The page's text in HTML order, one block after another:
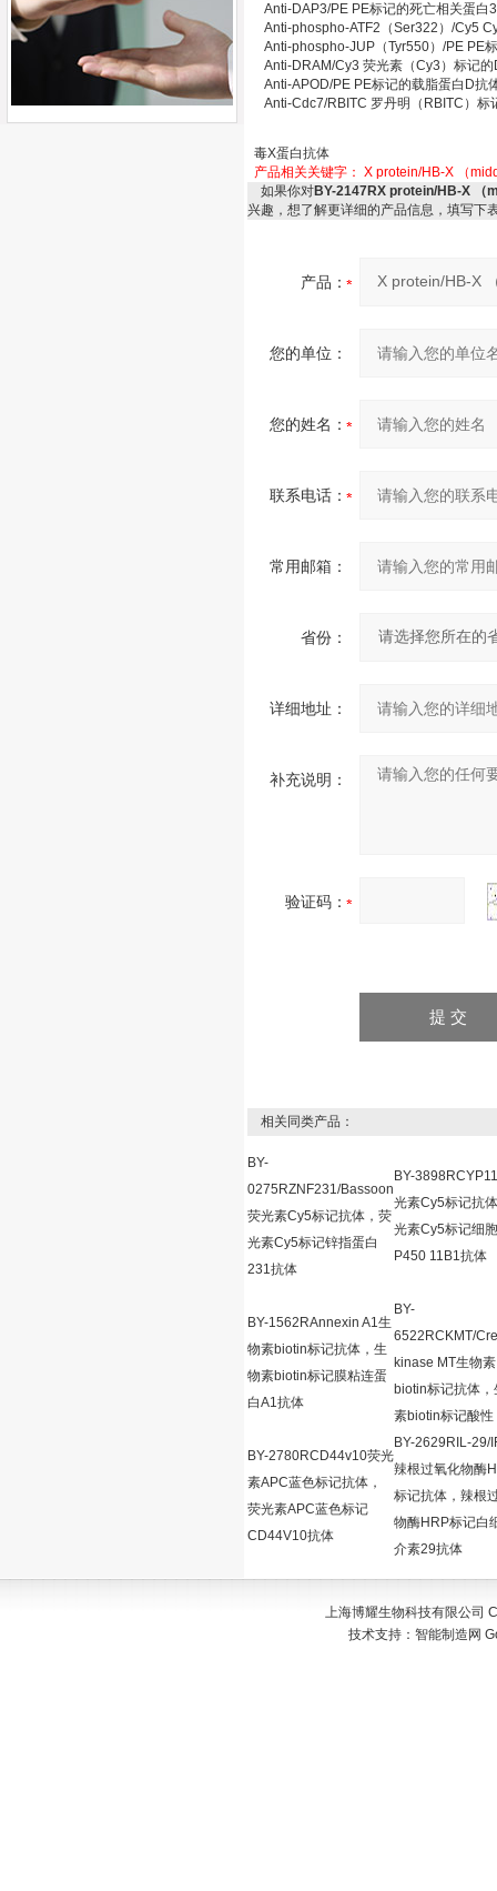
Anti-DAP3/PE PE标记的死亡相关蛋
Anti-phospho-ATF2（Ser322）/Cy5
Anti-phospho-JUP（Tyr550）/PE PE
Anti-DRAM/Cy3 荧光素（Cy3）标记
Anti-APOD/PE PE标记的载脂蛋白D
Anti-Cdc7/RBITC 罗丹明（RBITC）
毒X蛋白抗体
产品相关关键字： X protein/HB-X （
如果你对BY-2147RX protein/HB-X （
兴趣，想了解更详细的产品信息，填写下
产品：
您的单位：
您的姓名：
联系电话：
常用邮箱：
省份：
详细地址：
补充说明：
验证码：
相关同类产品：
BY-
0275RZNF231/Bassoon
荧光素Cy5标记抗体，荧
光素Cy5标记锌指蛋白
231抗体
BY-
光素Cy5标记抗
光素Cy5标记细
P450 11B1抗体
BY-1562RAnnexin A1生
物素biotin标记抗体，生
物素biotin标记膜粘连蛋
白A1抗体
BY-
6522RCKMT/
kinase MT生物素
biotin标记抗体，
素biotin标记酸性
BY-2780RCD44v10荧光
素APC蓝色标记抗体，
荧光素APC蓝色标记
CD44V10抗体
BY-2629RIL-29/
辣根过氧化物酶
标记抗体，辣根
物酶HRP标记白
介素29抗体
上海博耀生物科技有限公司
技术支持： 智能制造网